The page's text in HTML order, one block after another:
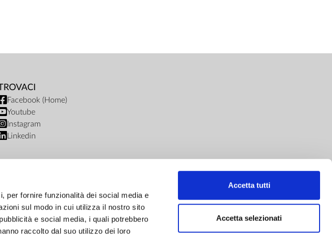
per fornire funzionalità dei social media e
sul modo in cui utilizza il nostro sito
e social media, i quali potrebbero
raccolto dal suo utilizzo dei loro
Accetta tutti
Accetta selezionati
Facebook (Home)
Youtube
Instagram
Linkedin